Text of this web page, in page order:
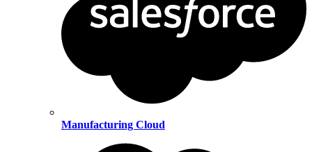
Manufacturing Cloud